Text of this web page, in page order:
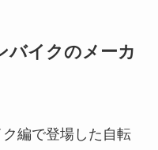
バイクのメーカ
編で登場した自転